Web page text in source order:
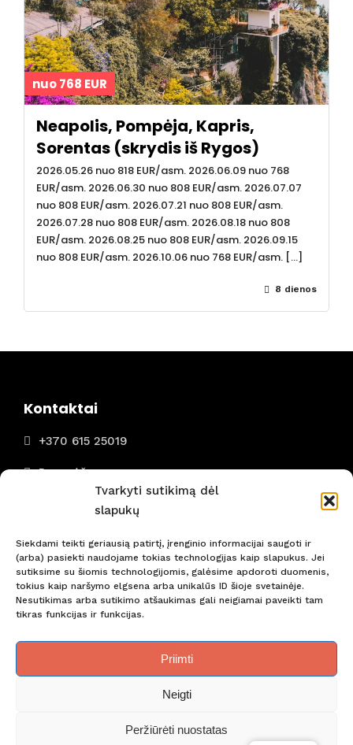
Tvarkyti sutikimą dėl
slapukų
Siekdami teikti geriausią patirtį, įrenginio informacijai saugoti ir
(arba) pasiekti naudojame tokias technologijas kaip slapukus. Jei
sutiksime su šiomis technologijomis, galėsime apdoroti duomenis,
tokius kaip naršymo elgsena arba unikalūs ID šioje svetainėje.
Nesutikimas arba sutikimo atšaukimas gali neigiamai paveikti tam
tikras funkcijas ir funkcijas.
Priimti
Neigti
Peržiūrėti nuostatas
2 UsersOnline
nuo 768 EUR
Neapolis, Pompėja, Kapris,
Sorentas (skrydis iš Rygos)
2026.05.26 nuo 818 EUR/asm. 2026.06.09 nuo 768
EUR/asm. 2026.06.30 nuo 808 EUR/asm. 2026.07.07
nuo 808 EUR/asm. 2026.07.21 nuo 808 EUR/asm.
2026.07.28 nuo 808 EUR/asm. 2026.08.18 nuo 808
EUR/asm. 2026.08.25 nuo 808 EUR/asm. 2026.09.15
nuo 808 EUR/asm. 2026.10.06 nuo 768 EUR/asm. […]
8 dienos
Kontaktai
+370 615 25019
Panevėžys
I - VII 8:00 - 22:00
Nepraleiskite svarbiausių naujienų! Būkite pirmi!